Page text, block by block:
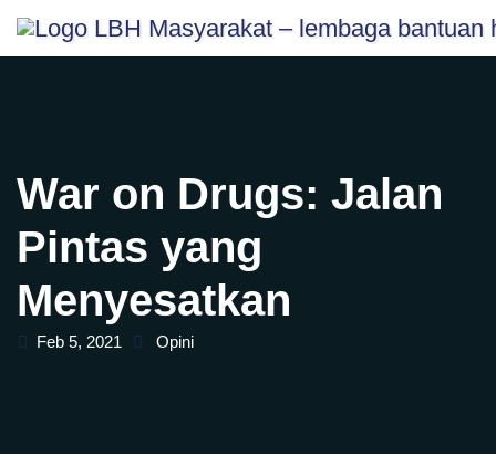
content
Skip
War on Drugs: Jalan
Pintas yang
Menyesatkan
Feb 5, 2021 Opini